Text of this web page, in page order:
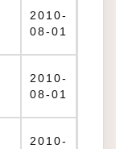
2010-
08-01
2010-
08-01
2010-